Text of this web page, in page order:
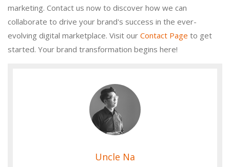
marketing. Contact us now to discover how we can
collaborate to drive your brand's success in the ever-
evolving digital marketplace. Visit our Contact Page to get
started. Your brand transformation begins here!
Uncle Na